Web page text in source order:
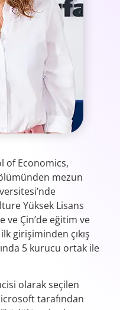
of Economics,
mezun
Yüksek Lisans
ve Çin’de eğitim ve
girişiminden çıkış
5 kurucu ortak ile
olarak seçilen
tarafından